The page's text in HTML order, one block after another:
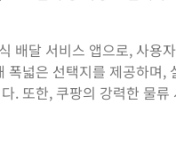
배달 서비스 앱으로, 사용
폭넓은 선택지를 제공하며
. 또한, 쿠팡의 강력한 물